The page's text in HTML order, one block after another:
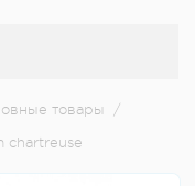
товары
/
chartreuse